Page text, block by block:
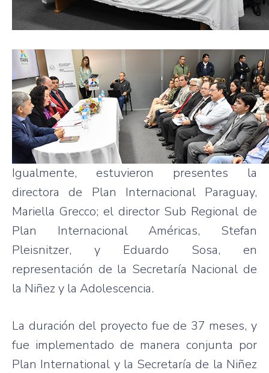
Igualmente, estuvieron presentes la
directora de Plan Internacional Paraguay,
Mariella Grecco; el director Sub Regional de
Plan Internacional Américas, Stefan
Pleisnitzer, y Eduardo Sosa, en
representación de la Secretaría Nacional de
la Niñez y la Adolescencia.
La duración del proyecto fue de 37 meses, y
fue implementado de manera conjunta por
Plan International y la Secretaría de la Niñez